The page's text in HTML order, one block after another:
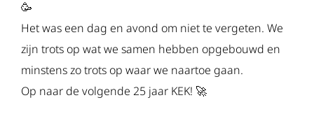
🥳
Het was een dag en avond om niet te vergeten. We
zijn trots op wat we samen hebben opgebouwd en
minstens zo trots op waar we naartoe gaan.
Op naar de volgende 25 jaar KEK! 🚀